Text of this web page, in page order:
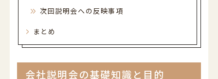
次回説明会への反映事項
まとめ
会社説明会の基礎知識と目的